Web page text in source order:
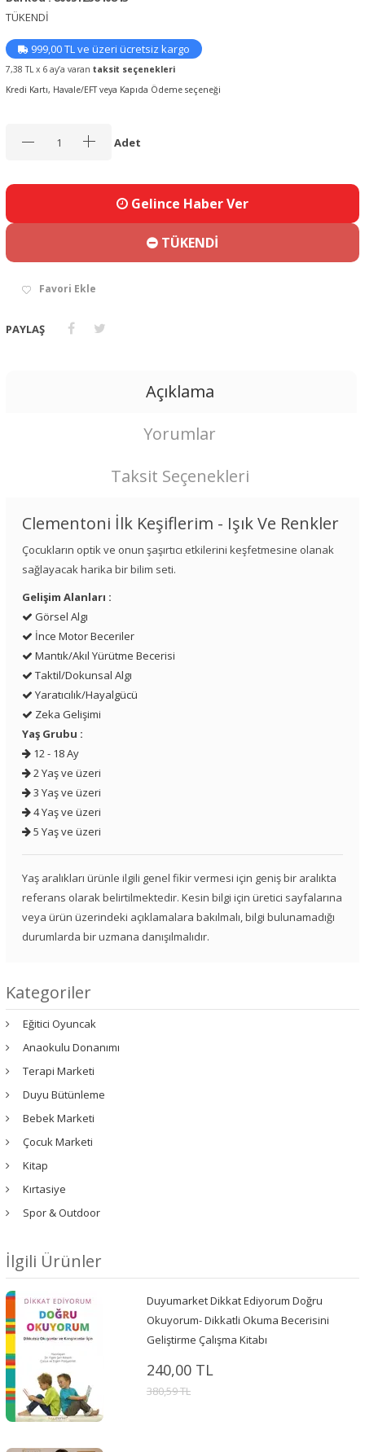
TÜKENDİ
999,00 TL ve üzeri ücretsiz kargo
7,38 TL x 6 ay’a varan taksit seçenekleri
Kredi Kartı, Havale/EFT veya Kapıda Ödeme seçeneği
Adet
Gelince Haber Ver
TÜKENDİ
Favori Ekle
PAYLAŞ
Açıklama
Yorumlar
Taksit Seçenekleri
Clementoni İlk Keşiflerim - Işık Ve Renkler
Çocukların optik ve onun şaşırtıcı etkilerini keşfetmesine olanak
sağlayacak harika bir bilim seti.
Gelişim Alanları :
Görsel Algı
İnce Motor Beceriler
Mantık/Akıl Yürütme Becerisi
Taktil/Dokunsal Algı
Yaratıcılık/Hayalgücü
Zeka Gelişimi
Yaş Grubu :
12 - 18 Ay
2 Yaş ve üzeri
3 Yaş ve üzeri
4 Yaş ve üzeri
5 Yaş ve üzeri
Yaş aralıkları ürünle ilgili genel fikir vermesi için geniş bir aralıkta
referans olarak belirtilmektedir. Kesin bilgi için üretici sayfalarına
veya ürün üzerindeki açıklamalara bakılmalı, bilgi bulunamadığı
durumlarda bir uzmana danışılmalıdır.
Kategoriler
Eğitici Oyuncak
Anaokulu Donanımı
Terapi Marketi
Duyu Bütünleme
Bebek Marketi
Çocuk Marketi
Kitap
Kırtasiye
Spor & Outdoor
İlgili Ürünler
Duyumarket Dikkat Ediyorum Doğru
Okuyorum- Dikkatli Okuma Becerisini
Geliştirme Çalışma Kitabı
240,00 TL
380,59 TL